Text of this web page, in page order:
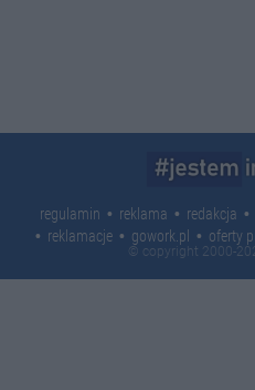
regulamin reklama redakcja
reklamacje
gowork.pl oferty
© copyright 2000-